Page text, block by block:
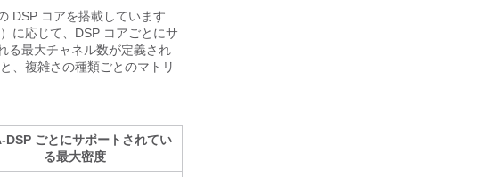
DSP コアを搭載しています
に応じて、DSP コアごとにサ
る最大チャネル数が定義され
、複雑さの種類ごとのマトリ
DSP ごとにサポートされてい
る最大密度